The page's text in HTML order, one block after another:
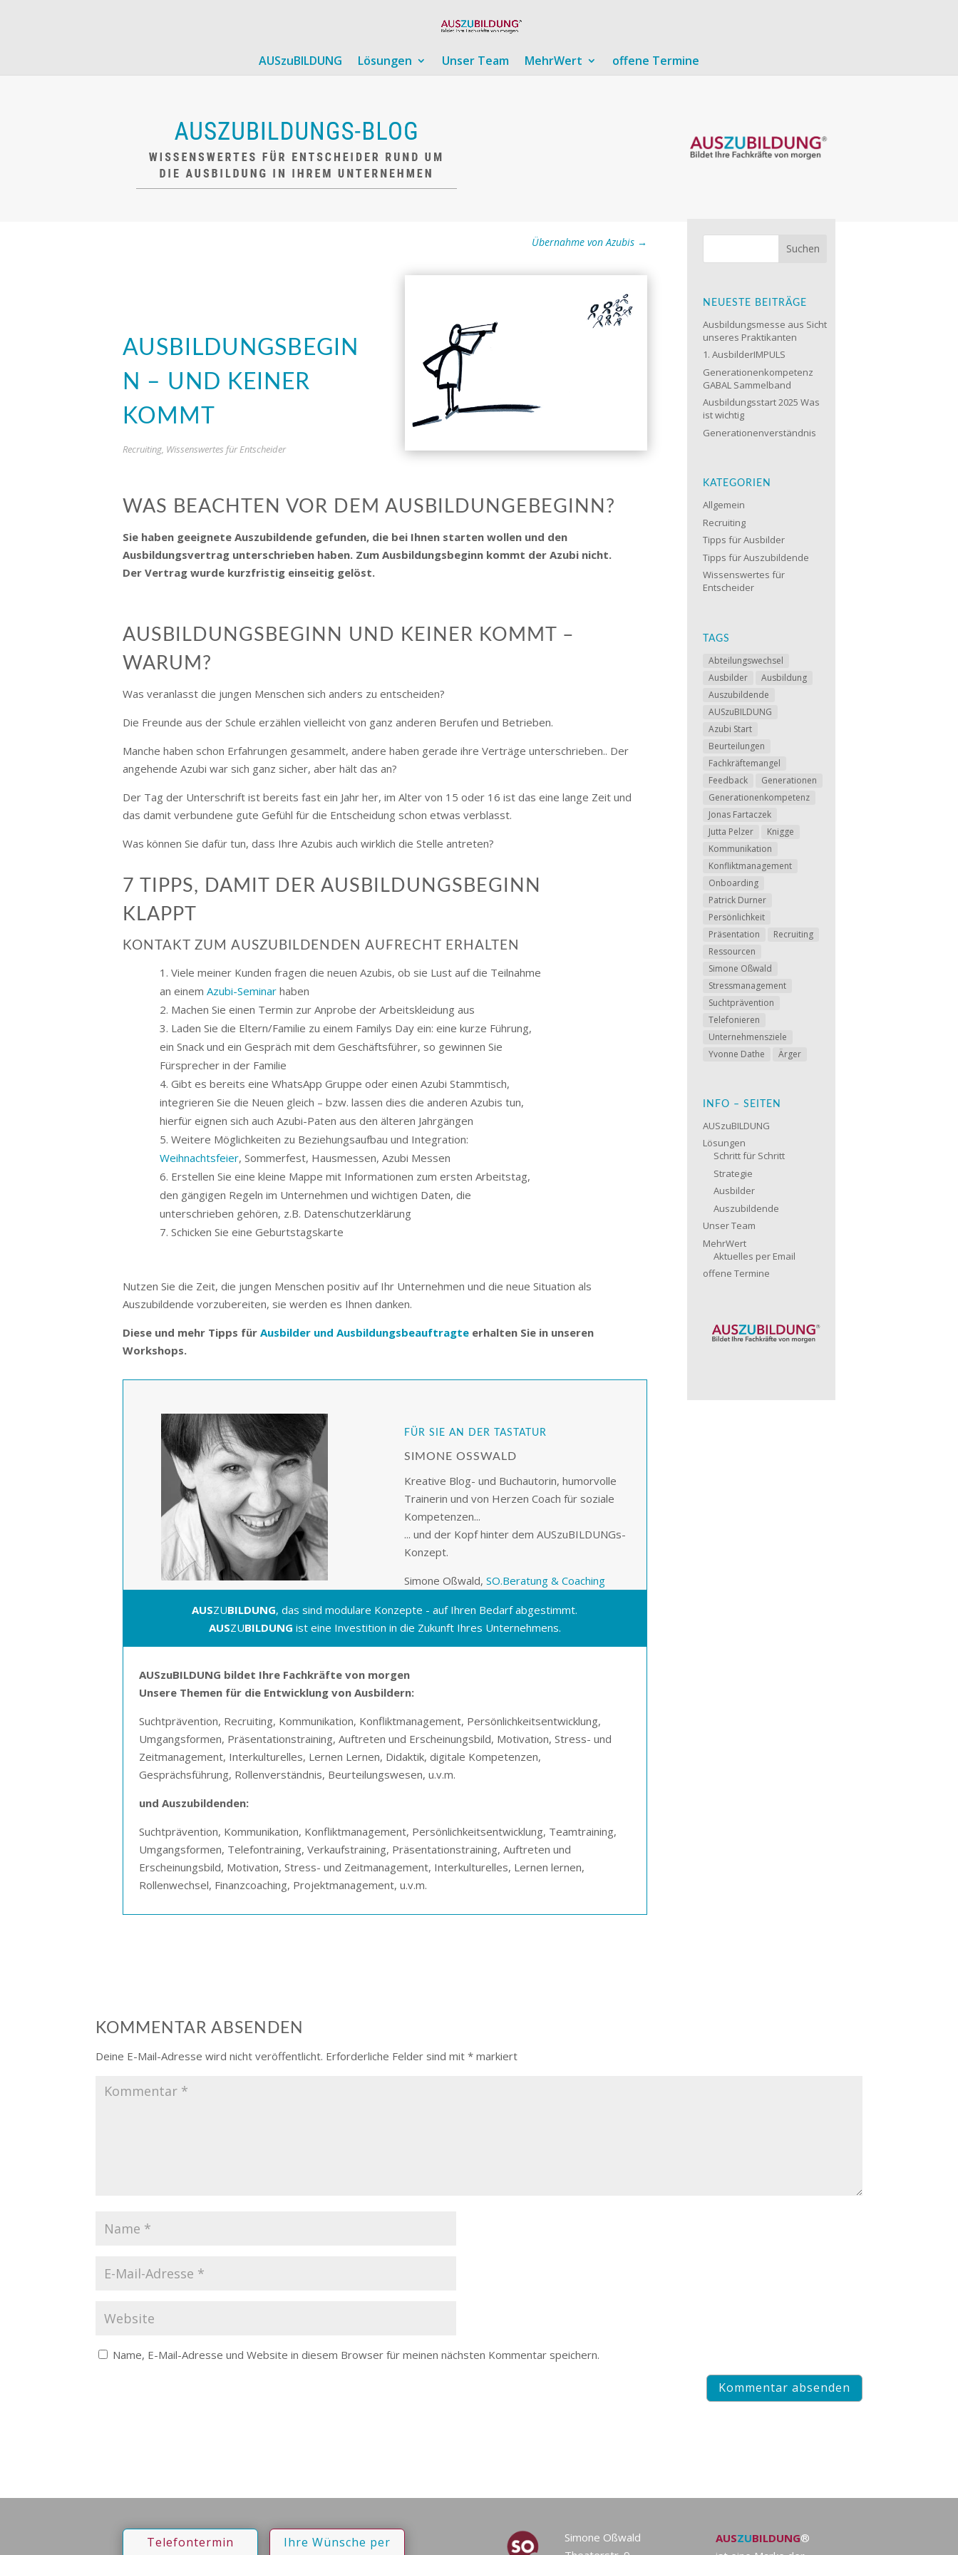
AUSzuBILDUNG Lösungen Unser Team MehrWert offene Termine
Übernahme von Azubis →
AUSBILDUNGSBEGIN
N – UND KEINER
KOMMT
Recruiting, Wissenswertes für Entscheider
WAS BEACHTEN VOR DEM AUSBILDUNGEBEGINN?
Sie haben geeignete Auszubildende gefunden, die bei Ihnen starten wollen und den
Ausbildungsvertrag unterschrieben haben. Zum Ausbildungsbeginn kommt der Azubi nicht.
Der Vertrag wurde kurzfristig einseitig gelöst.
AUSBILDUNGSBEGINN UND KEINER KOMMT –
WARUM?
Was veranlasst die jungen Menschen sich anders zu entscheiden?
Die Freunde aus der Schule erzählen vielleicht von ganz anderen Berufen und Betrieben.
Manche haben schon Erfahrungen gesammelt, andere haben gerade ihre Verträge unterschrieben.. Der
angehende Azubi war sich ganz sicher, aber hält das an?
Der Tag der Unterschrift ist bereits fast ein Jahr her, im Alter von 15 oder 16 ist das eine lange Zeit und
das damit verbundene gute Gefühl für die Entscheidung schon etwas verblasst.
Was können Sie dafür tun, dass Ihre Azubis auch wirklich die Stelle antreten?
7 TIPPS, DAMIT DER AUSBILDUNGSBEGINN
KLAPPT
KONTAKT ZUM AUSZUBILDENDEN AUFRECHT ERHALTEN
Viele meiner Kunden fragen die neuen Azubis, ob sie Lust auf die Teilnahme
an einem Azubi-Seminarhaben
Machen Sie einen Termin zur Anprobe der Arbeitskleidung aus
Laden Sie die Eltern/Familie zu einem Familys Day ein: eine kurze Führung,
ein Snack und ein Gespräch mit dem Geschäftsführer, so gewinnen Sie
Fürsprecher in der Familie
Gibt es bereits eine WhatsApp Gruppe oder einen Azubi Stammtisch,
integrieren Sie die Neuen gleich – bzw. lassen dies die anderen Azubis tun,
hierfür eignen sich auch Azubi-Paten aus den älteren Jahrgängen
Weitere Möglichkeiten zu Beziehungsaufbau und Integration:
Weihnachtsfeier, Sommerfest, Hausmessen, Azubi Messen
Erstellen Sie eine kleine Mappe mit Informationen zum ersten Arbeitstag,
den gängigen Regeln im Unternehmen und wichtigen Daten, die
unterschrieben gehören, z.B. Datenschutzerklärung
Schicken Sie eine Geburtstagskarte
Nutzen Sie die Zeit, die jungen Menschen positiv auf Ihr Unternehmen und die neue Situation als
Auszubildende vorzubereiten, sie werden es Ihnen danken.
Diese und mehr Tipps für Ausbilder und Ausbildungsbeauftragteerhalten Sie in unseren
Workshops.
FÜR SIE AN DER TASTATUR
SIMONE OSSWALD
Kreative Blog- und Buchautorin, humorvolle
Trainerin und von Herzen Coach für soziale
Kompetenzen...
... und der Kopf hinter dem AUSzuBILDUNGs-
Konzept.
Simone Oßwald,SO.Beratung & Coaching
AUSZUBILDUNG, das sind modulare Konzepte - auf Ihren Bedarf abgestimmt.
AUSZUBILDUNG ist eine Investition in die Zukunft Ihres Unternehmens.
AUSzuBILDUNG bildet Ihre Fachkräfte von morgen
Unsere Themen für die Entwicklung von Ausbildern:
Suchtprävention, Recruiting, Kommunikation, Konfliktmanagement, Persönlichkeitsentwicklung,
Umgangsformen, Präsentationstraining, Auftreten und Erscheinungsbild, Motivation, Stress- und
Zeitmanagement, Interkulturelles, Lernen Lernen, Didaktik, digitale Kompetenzen,
Gesprächsführung, Rollenverständnis, Beurteilungswesen, u.v.m.
und Auszubildenden:
Suchtprävention, Kommunikation, Konfliktmanagement, Persönlichkeitsentwicklung, Teamtraining,
Umgangsformen, Telefontraining, Verkaufstraining, Präsentationstraining, Auftreten und
Erscheinungsbild, Motivation, Stress- und Zeitmanagement, Interkulturelles, Lernen lernen,
Rollenwechsel, Finanzcoaching, Projektmanagement, u.v.m.
NEUESTE BEITRÄGE
Ausbildungsmesse aus Sicht
unseres Praktikanten
1. AusbilderIMPULS
Generationenkompetenz
GABAL Sammelband
Ausbildungsstart 2025 Was
ist wichtig
Generationenverständnis
KATEGORIEN
Allgemein
Recruiting
Tipps für Ausbilder
Tipps für Auszubildende
Wissenswertes für
Entscheider
TAGS
Abteilungswechsel
Ausbilder
Ausbildung
Auszubildende
AUSzuBILDUNG
Azubi Start
Beurteilungen
Fachkräftemangel
Feedback
Generationen
Generationenkompetenz
Jonas Fartaczek
Jutta Pelzer
Knigge
Kommunikation
Konfliktmanagement
Onboarding
Patrick Durner
Persönlichkeit
Präsentation
Recruiting
Ressourcen
Simone Oßwald
Stressmanagement
Suchtprävention
Telefonieren
Unternehmensziele
Yvonne Dathe
Ärger
INFO – SEITEN
AUSzuBILDUNG
Lösungen
Schritt für Schritt
Strategie
Ausbilder
Auszubildende
Unser Team
MehrWert
Aktuelles per Email
offene Termine
KOMMENTAR ABSENDEN
Deine E-Mail-Adresse wird nicht veröffentlicht. Erforderliche Felder sind mit* markiert
Name, E-Mail-Adresse und Website in diesem Browser für meinen nächsten Kommentar speichern.
Telefontermin
Ihre Wünsche per
Simone Oßwald
AUSZUBILDUNG®